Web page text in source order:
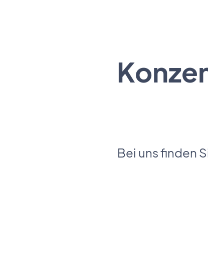
Bei uns finden